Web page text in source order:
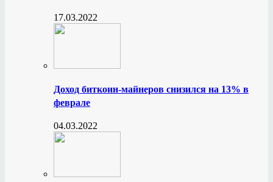
17.03.2022
Доход биткоин-майнеров снизился на 13% в
феврале
04.03.2022